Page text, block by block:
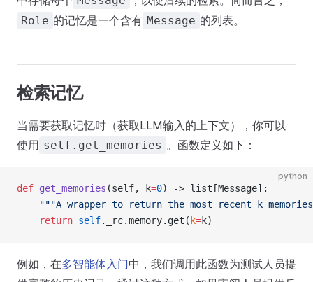
Role 的记忆是一个含有 Message 的列表。
检索记忆
当需要获取记忆时（获取LLM输入的上下文），你可以
使用 self.get_memories 。函数定义如下：
python
def get_memories (self, k=0) -> list[Message]:
"""A wrapper to return the most recent k
return self._rc.memory.get( k=k)
例如，在多智能体入门中，我们调用此函数为测试人员提